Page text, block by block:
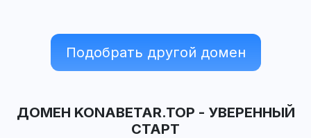
Подобрать другой домен
ДОМЕН KONABETAR.TOP - УВЕРЕННЫЙ
СТАРТ